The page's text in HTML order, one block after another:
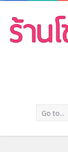
Go to...